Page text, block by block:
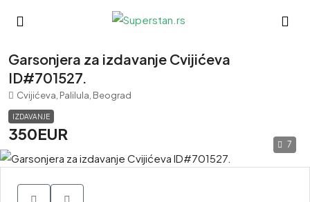
Garsonjera za izdavanje Cvijićeva
ID#701527.
Cvijićeva, Palilula, Beograd
IZDAVANJE
350EUR
7